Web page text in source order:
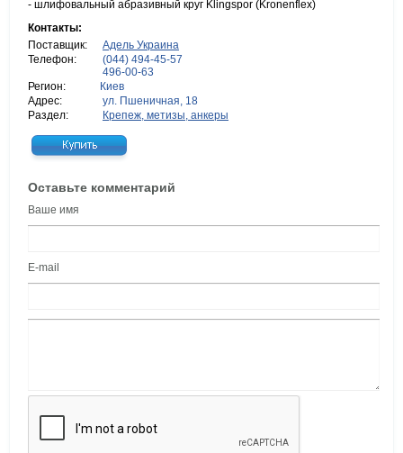
- шлифовальный абразивный круг Klingspor (Kronenflex)
Контакты:
Поставщик:
Адель Украина
Телефон:
(044) 494-45-57
496-00-63
Регион:
Киев
Адрес:
ул. Пшеничная, 18
Раздел:
Крепеж, метизы, анкеры
Оставьте комментарий
Ваше имя
E-mail